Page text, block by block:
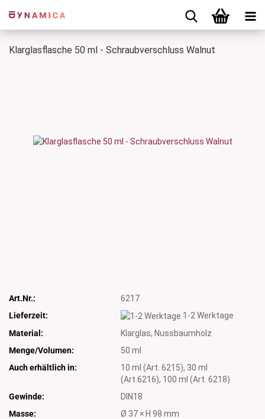
Klarglasflasche 50 ml - Schraubverschluss Walnut
Art.Nr.:
6217
Lieferzeit:
1-2 Werktage
Material:
Klarglas, Nussbaumholz
Menge/Volumen:
50 ml
Auch erhältlich in:
10 ml (Art. 6215), 30 ml
(Art.6216), 100 ml (Art. 6218)
Gewinde:
DIN18
Masse:
Ø 37 × H 98 mm